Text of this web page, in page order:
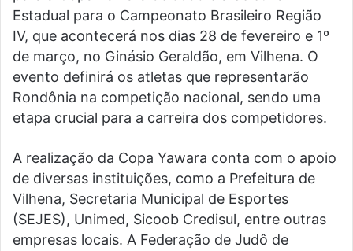
Estadual para o Campeonato Brasileiro Região
IV, que acontecerá nos dias 28 de fevereiro e 1º
de março, no Ginásio Geraldão, em Vilhena. O
evento definirá os atletas que representarão
Rondônia na competição nacional, sendo uma
etapa crucial para a carreira dos competidores.
A realização da Copa Yawara conta com o apoio
de diversas instituições, como a Prefeitura de
Vilhena, Secretaria Municipal de Esportes
(SEJES), Unimed, Sicoob Credisul, entre outras
empresas locais. A Federação de Judô de